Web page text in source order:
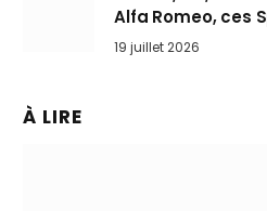
Alfa Romeo, ces
l’art de rouler
19 juillet 2026
À LIRE